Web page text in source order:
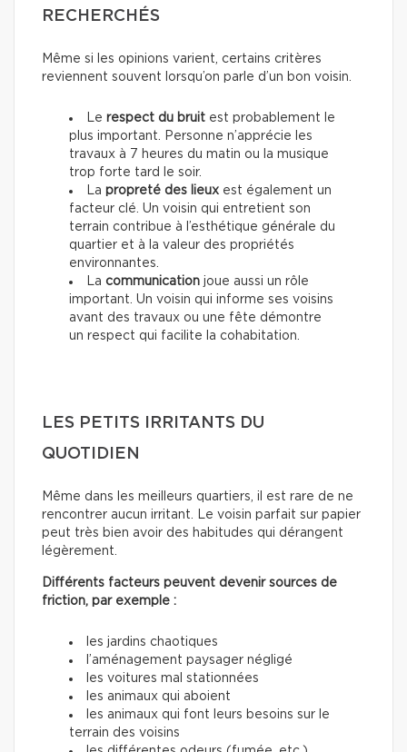
RECHERCHÉS
Même si les opinions varient, certains critères
reviennent souvent lorsqu’on parle d’un bon voisin.
Le respect du bruit est probablement le
plus important. Personne n’apprécie les
travaux à 7 heures du matin ou la musique
trop forte tard le soir.
La propreté des lieux est également un
facteur clé. Un voisin qui entretient son
terrain contribue à l’esthétique générale du
quartier et à la valeur des propriétés
environnantes.
La communication joue aussi un rôle
important. Un voisin qui informe ses voisins
avant des travaux ou une fête démontre
un respect qui facilite la cohabitation.
LES PETITS IRRITANTS DU
QUOTIDIEN
Même dans les meilleurs quartiers, il est rare de ne
rencontrer aucun irritant. Le voisin parfait sur papier
peut très bien avoir des habitudes qui dérangent
légèrement.
Différents facteurs peuvent devenir sources de
friction, par exemple :
les jardins chaotiques
l’aménagement paysager négligé
les voitures mal stationnées
les animaux qui aboient
les animaux qui font leurs besoins sur le
terrain des voisins